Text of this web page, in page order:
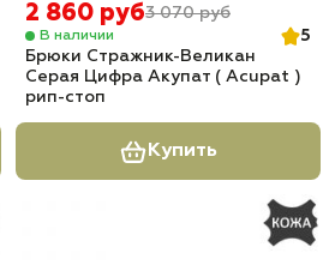
2 860 руб3 070 руб
В наличии
5
Брюки Стражник-Великан
Серая Цифра Акупат ( Acupat )
рип-стоп
Купить